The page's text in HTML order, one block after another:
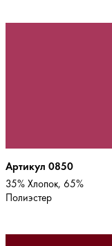
Артикул 0850
35% Хлопок, 65%
Полиэстер